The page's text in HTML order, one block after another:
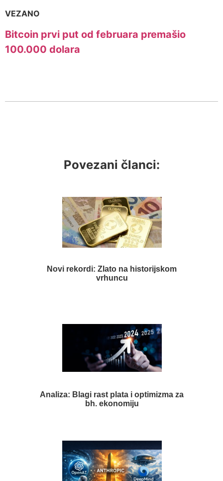
VEZANO
Bitcoin prvi put od februara premašio
100.000 dolara
Povezani članci:
Novi rekordi: Zlato na historijskom
vrhuncu
Analiza: Blagi rast plata i optimizma za
bh. ekonomiju